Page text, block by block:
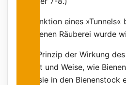
Die Funktion eines
von Bienen Räuberei wurde
»Das Prinzip der Wirkung
der Art und Weise, wie
wenn sie in den Bienenstock